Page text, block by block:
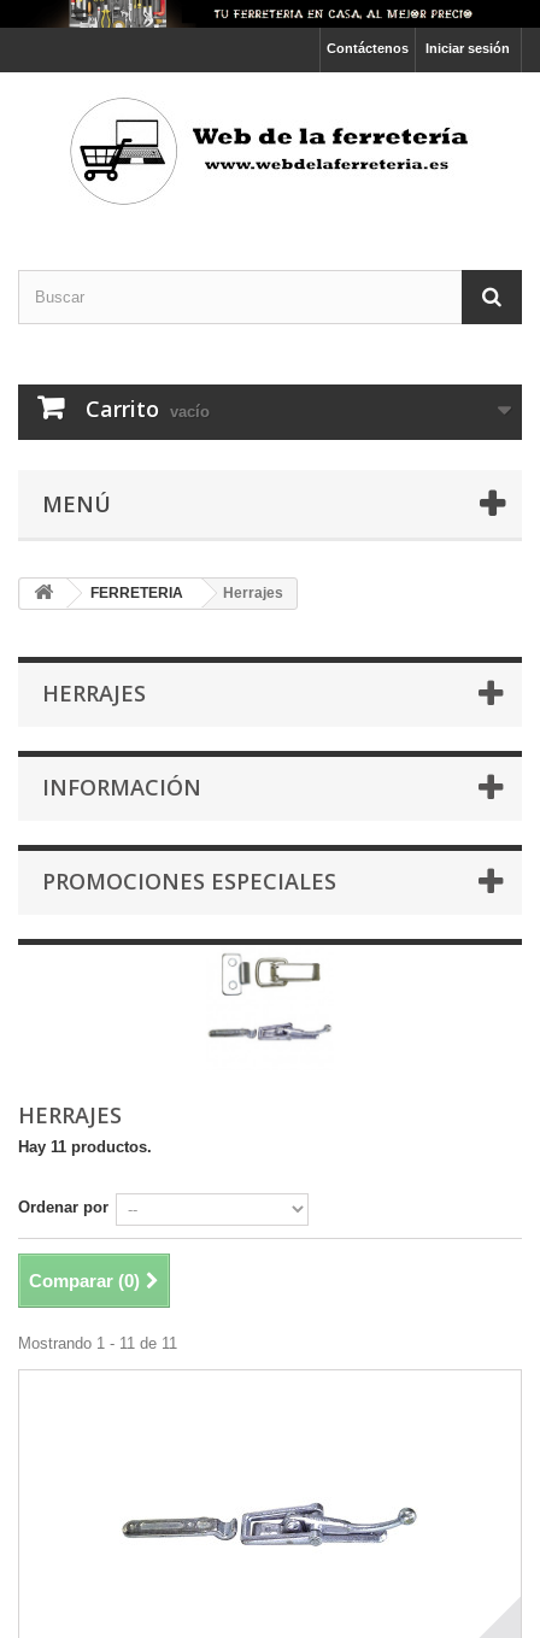
Iniciar sesión
Contáctenos
Carrito vacío
MENÚ
FERRETERIA Herrajes
HERRAJES
INFORMACIÓN
PROMOCIONES ESPECIALES
HERRAJES
Hay 11 productos.
Ordenar por
Comparar (0)
Mostrando 1 - 11 de 11